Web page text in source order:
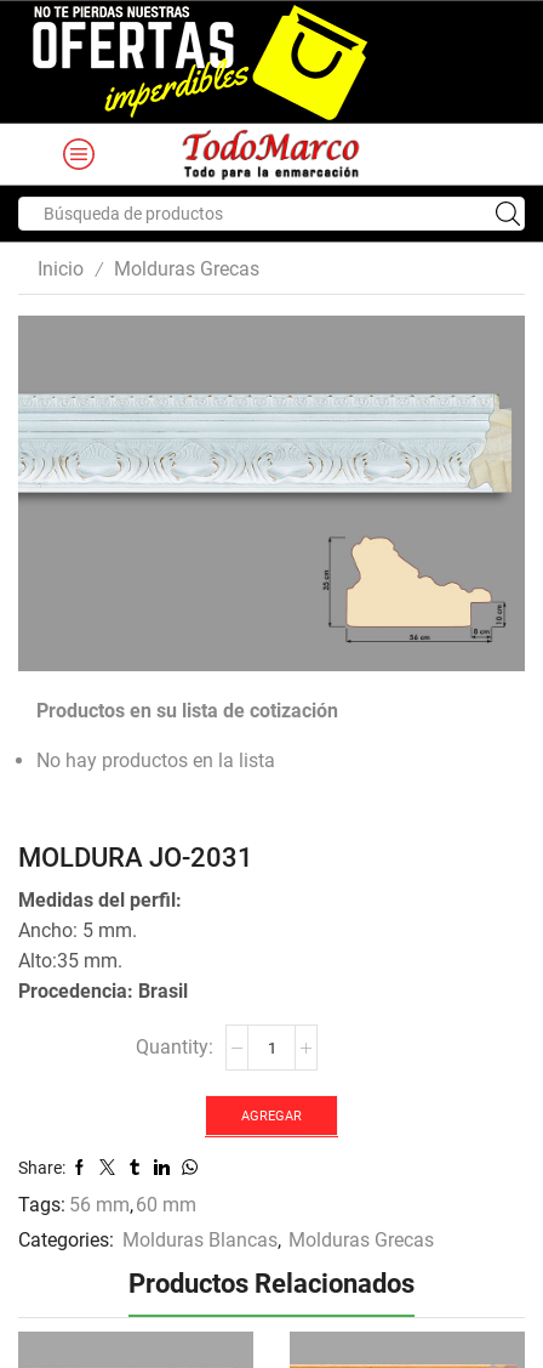
input
Inicio / Molduras Grecas
Productos en su lista de cotización
No hay productos en la lista
MOLDURA JO-2031
Medidas del perfil:
Ancho: 5 mm.
Alto:35 mm.
Procedencia: Brasil
cantidad
AGREGAR
Share:
Tags: 56 mm,60 mm
Categories: Molduras Blancas, Molduras Grecas
Productos Relacionados